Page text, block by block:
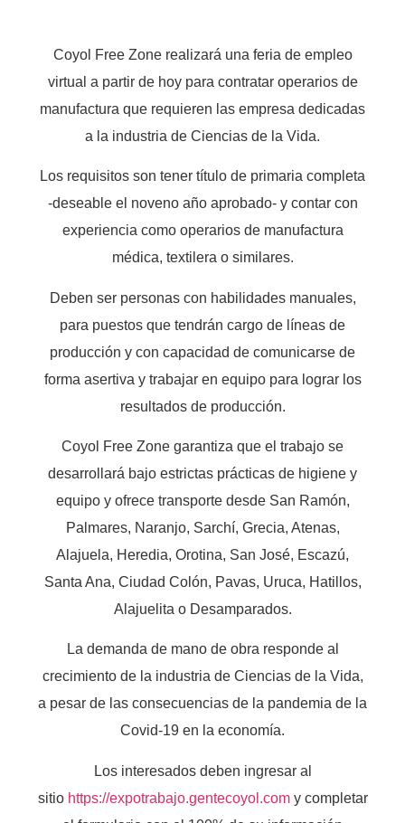
Coyol Free Zone realizará una feria de empleo
virtual a partir de hoy para contratar operarios de
manufactura que requieren las empresa dedicadas
a la industria de Ciencias de la Vida.
Los requisitos son tener título de primaria completa
-deseable el noveno año aprobado- y contar con
experiencia como operarios de manufactura
médica, textilera o similares.
Deben ser personas con habilidades manuales,
para puestos que tendrán cargo de líneas de
producción y con capacidad de comunicarse de
forma asertiva y trabajar en equipo para lograr los
resultados de producción.
Coyol Free Zone garantiza que el trabajo se
desarrollará bajo estrictas prácticas de higiene y
equipo y ofrece transporte desde San Ramón,
Palmares, Naranjo, Sarchí, Grecia, Atenas,
Alajuela, Heredia, Orotina, San José, Escazú,
Santa Ana, Ciudad Colón, Pavas, Uruca, Hatillos,
Alajuelita o Desamparados.
La demanda de mano de obra responde al
crecimiento de la industria de Ciencias de la Vida,
a pesar de las consecuencias de la pandemia de la
Covid-19 en la economía.
Los interesados deben ingresar al
sitio https://expotrabajo.gentecoyol.comy completar